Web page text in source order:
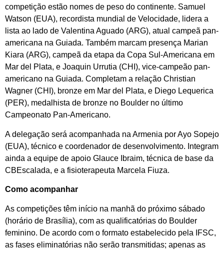
competição estão nomes de peso do continente. Samuel
Watson (EUA), recordista mundial de Velocidade, lidera a
lista ao lado de Valentina Aguado (ARG), atual campeã pan-
americana na Guiada. Também marcam presença Marian
Kiara (ARG), campeã da etapa da Copa Sul-Americana em
Mar del Plata, e Joaquin Urrutia (CHI), vice-campeão pan-
americano na Guiada. Completam a relação Christian
Wagner (CHI), bronze em Mar del Plata, e Diego Lequerica
(PER), medalhista de bronze no Boulder no último
Campeonato Pan-Americano.
A delegação será acompanhada na Armenia por Ayo Sopejo
(EUA), técnico e coordenador de desenvolvimento. Integram
ainda a equipe de apoio Glauce Ibraim, técnica de base da
CBEscalada, e a fisioterapeuta Marcela Fiuza.
Como acompanhar
As competições têm início na manhã do próximo sábado
(horário de Brasília), com as qualificatórias do Boulder
feminino. De acordo com o formato estabelecido pela IFSC,
as fases eliminatórias não serão transmitidas; apenas as